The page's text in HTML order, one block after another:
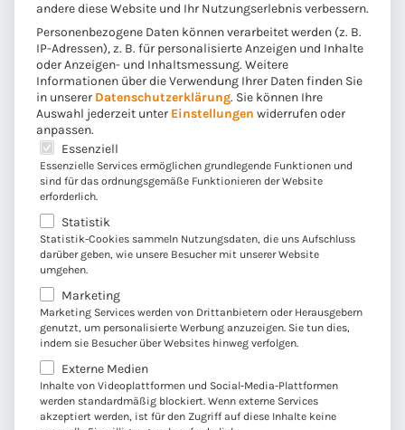
gerne – sie helfen im Klinikalltag das ungewohnte
Umfeld für kurze Momente zu vergessen. Besonders in
der aktuellen Zeit ist es schön, den Kindern wieder zum
Lachen zu verhelfen.“
Die enowa AG unterstützt seit ihrem Bestehen
gemeinnützige Projekte und regionale Vereine. Als
mittelständisches Unternehmen übernimmt das
und integriert Corporate Social Responsibility
Maßnahmen seit Beginn an. Zudem initiieren die
Mitarbeitenden des Unternehmens regelmäßig Aktionen
wie Spendenläufe oder andere Spendenaktionen.
Diesen Beitrag teilen:
andere diese Website und Ihr Nutzungserlebnis verbessern.
Personenbezogene Daten können verarbeitet werden (z. B.
IP-Adressen), z. B. für personalisierte Anzeigen und Inhalte
oder Anzeigen- und Inhaltsmessung. Weitere
Informationen über die Verwendung Ihrer Daten finden Sie
in unserer Datenschutzerklärung. Sie können Ihre
Auswahl jederzeit unter Einstellungen widerrufen oder
anpassen.
Es folgt eine Liste der Service-Gruppen, für die eine
Essenziell
Essenzielle Services ermöglichen grundlegende Funktionen und
sind für das ordnungsgemäße Funktionieren der Website
erforderlich.
Statistik
Statistik-Cookies sammeln Nutzungsdaten, die uns Aufschluss
darüber geben, wie unsere Besucher mit unserer Website
umgehen.
Marketing
Marketing Services werden von Drittanbietern oder Herausgebern
genutzt, um personalisierte Werbung anzuzeigen. Sie tun dies,
indem sie Besucher über Websites hinweg verfolgen.
Externe Medien
Inhalte von Videoplattformen und Social-Media-Plattformen
werden standardmäßig blockiert. Wenn externe Services
akzeptiert werden, ist für den Zugriff auf diese Inhalte keine